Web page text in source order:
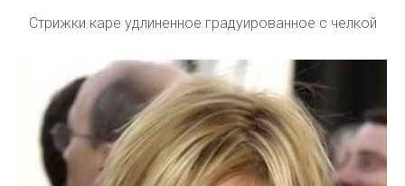
Стрижки каре удлиненное градуированное с челкой